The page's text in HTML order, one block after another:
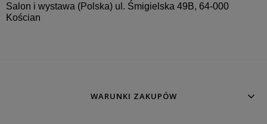
Salon i wystawa (Polska) ul. Śmigielska 49B, 64-000
Kościan
WARUNKI ZAKUPÓW